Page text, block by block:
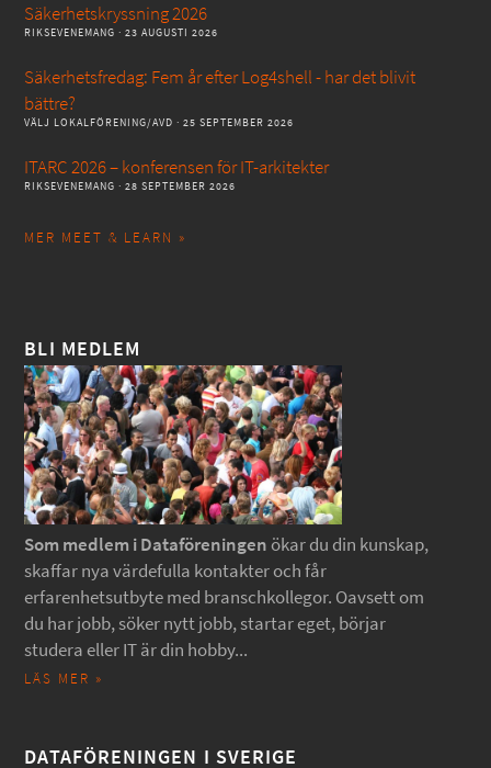
Säkerhetskryssning 2026
RIKSEVENEMANG · 23 AUGUSTI 2026
Säkerhetsfredag: Fem år efter Log4shell - har det blivit
bättre?
VÄLJ LOKALFÖRENING/AVD · 25 SEPTEMBER 2026
ITARC 2026 – konferensen för IT-arkitekter
RIKSEVENEMANG · 28 SEPTEMBER 2026
MER MEET & LEARN »
BLI MEDLEM
Som medlem i Dataföreningen ökar du din kunskap,
skaffar nya värdefulla kontakter och får
erfarenhetsutbyte med branschkollegor. Oavsett om
du har jobb, söker nytt jobb, startar eget, börjar
studera eller IT är din hobby...
LÄS MER »
DATAFÖRENINGEN I SVERIGE